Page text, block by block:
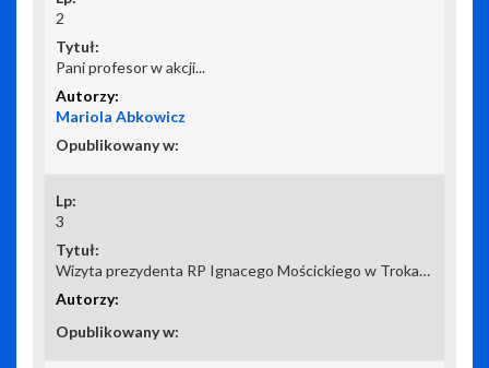
2
Pani profesor w akcji...
Mariola Abkowicz
3
Wizyta prezydenta RP Ignacego Mościckiego w Trokach w dniu 17.06.1930 r.